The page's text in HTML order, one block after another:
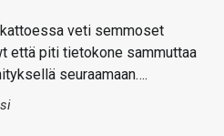
veti semmoset
että piti tietokone sammuttaa
seuraamaan….